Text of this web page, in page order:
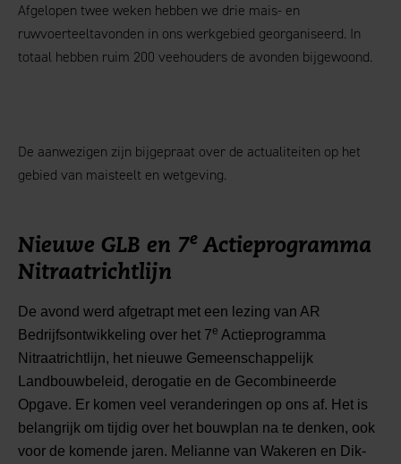
Afgelopen twee weken hebben we drie mais- en
ruwvoerteeltavonden in ons werkgebied georganiseerd. In
totaal hebben ruim 200 veehouders de avonden bijgewoond.
De aanwezigen zijn bijgepraat over de actualiteiten op het
gebied van maisteelt en wetgeving.
Nieuwe GLB en 7e Actieprogramma
Nitraatrichtlijn
De avond werd afgetrapt met een lezing van AR
Bedrijfsontwikkeling over het 7e Actieprogramma
Nitraatrichtlijn, het nieuwe Gemeenschappelijk
Landbouwbeleid, derogatie en de Gecombineerde
Opgave. Er komen veel veranderingen op ons af. Het is
belangrijk om tijdig over het bouwplan na te denken, ook
voor de komende jaren. Melianne van Wakeren en Dik-